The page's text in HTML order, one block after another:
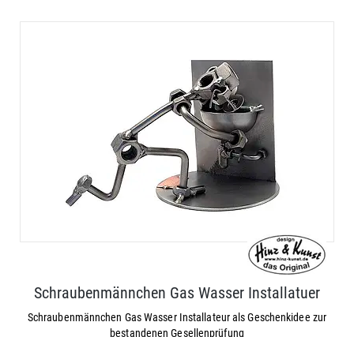
Schraubenmännchen Gas Wasser Installatuer
Schraubenmännchen Gas Wasser Installateur als Geschenkidee zur
bestandenen Gesellenprüfung